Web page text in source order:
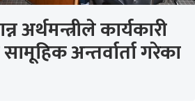
अर्थमन्त्रीले कार्यकारी
अन्तर्वार्ता गरेका